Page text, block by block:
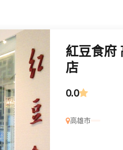
紅豆食府
店
0.0
高雄市